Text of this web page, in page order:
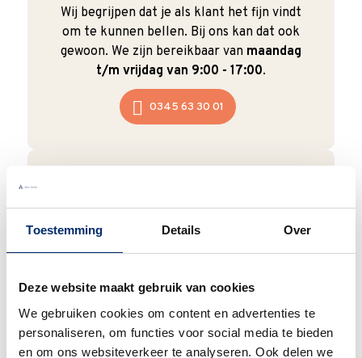
Toestemming Details Over
Deze website maakt gebruik van cookies
We gebruiken cookies om content en advertenties te
personaliseren, om functies voor social media te bieden
en om ons websiteverkeer te analyseren. Ook delen we
Wij begrijpen dat je als klant het fijn vindt
om te kunnen bellen. Bij ons kan dat ook
gewoon. We zijn bereikbaar van maandag
t/m vrijdag van 9:00 - 17:00.
0345 63 30 01
Duurzaam
papier.Vanaf € 55,-wordt jouw bestelling
ook nog eens helemaal
gratis verzonden